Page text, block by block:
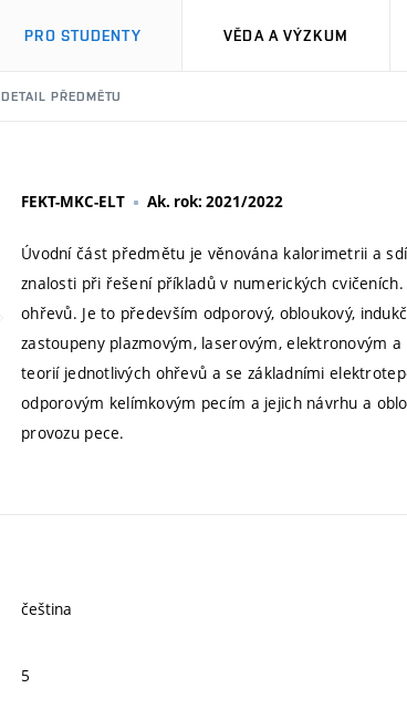
PRO STUDENTY VĚDA A VÝZKUM
DETAIL PŘEDMĚTU
FEKT-MKC-ELT Ak. rok: 2021/2022
Úvodní část předmětu je věnována kalorimetrii a
znalosti při řešení příkladů v numerických
ohřevů. Je to především odporový, obloukový,
zastoupeny plazmovým, laserovým, elektronovým
teorií jednotlivých ohřevů a se základními
odporovým kelímkovým pecím a jejich návrhu a
provozu pece.
čeština
5